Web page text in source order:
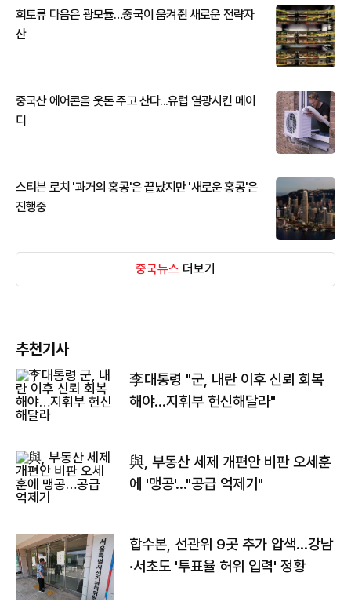
희토류 다음은 광모듈…중국이 움켜쥔 새로운 전략자
산
중국산 에어콘을 웃돈 주고 산다...유럽 열광시킨 메이
디
스티븐 로치 '과거의 홍콩'은 끝났지만 '새로운 홍콩'은
진행중
중국뉴스 더보기
추천기사
李대통령 "군, 내란 이후 신뢰 회복
해야…지휘부 헌신해달라"
與, 부동산 세제 개편안 비판 오세훈
에 '맹공'…"공급 억제기"
합수본, 선관위 9곳 추가 압색…강남
·서초도 '투표율 허위 입력' 정황